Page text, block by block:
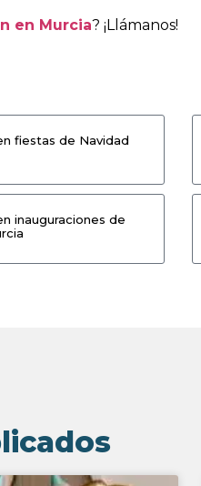
en Murcia? ¡Llámanos!
fiestas de Navidad
inauguraciones de